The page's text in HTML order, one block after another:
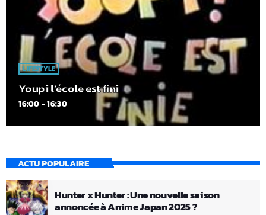
LIFESTYLE
Youpi l’école est fini
16:00 - 16:30
ACTU POPULAIRE
Hunter x Hunter : Une nouvelle saison
annoncée à Anime Japan 2025 ?